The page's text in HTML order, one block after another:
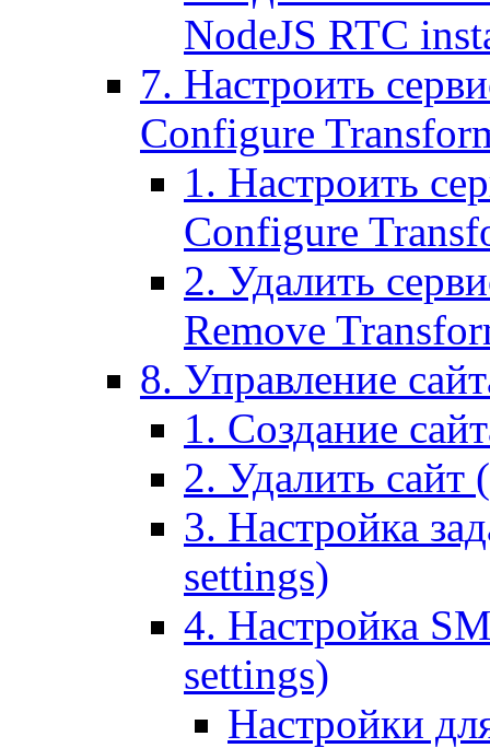
NodeJS RTC
7. Настроить
Configure
1. Настроить
Configure
2. Удалить
Remove
8. Управление
1. Создание
2. Удалить сайт
3. Настройка
settings)
4. Настройка
settings)
Настройки